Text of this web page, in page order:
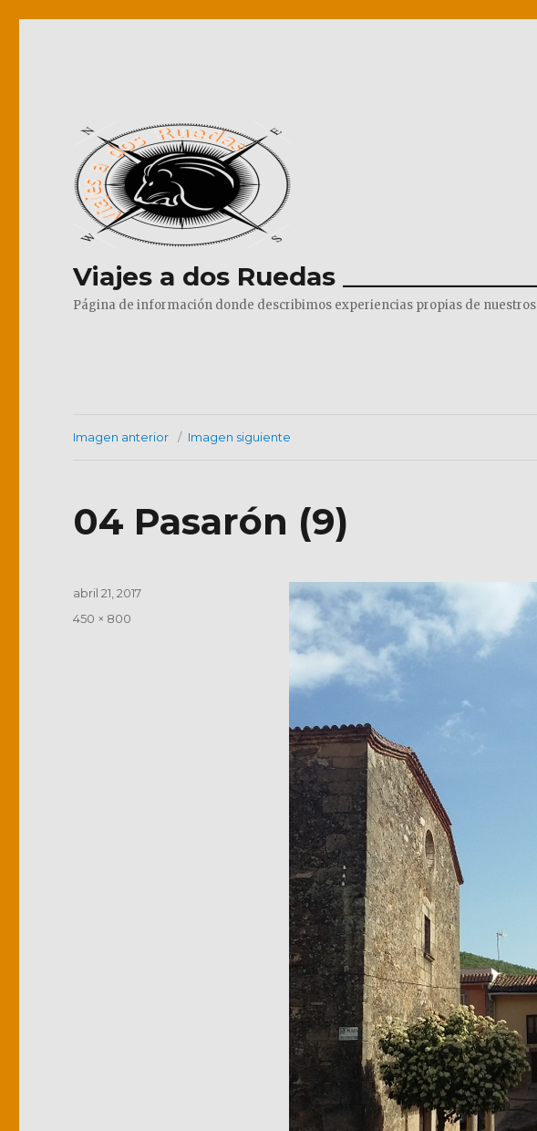
Viajes a dos Ruedas
Página de información donde describimos experiencias propias de
Imagen anterior Imagen siguiente
04 Pasarón (9)
Publicado
abril 21, 2017
Tamaño
450 × 800